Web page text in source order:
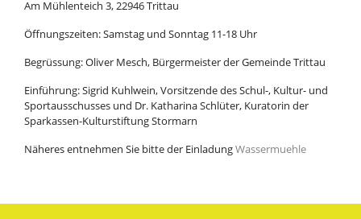
Am Mühlenteich 3, 22946 Trittau
Öffnungszeiten: Samstag und Sonntag 11-18 Uhr
Begrüssung: Oliver Mesch, Bürgermeister der Gemeinde Trittau
Einführung: Sigrid Kuhlwein, Vorsitzende des Schul-, Kultur- und
Sportausschusses und Dr. Katharina Schlüter, Kuratorin der
Sparkassen-Kulturstiftung Stormarn
Näheres entnehmen Sie bitte der EinladungWassermuehle